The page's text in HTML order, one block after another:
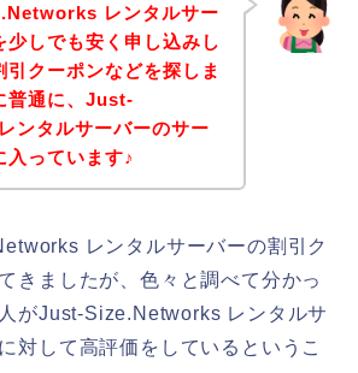
レンタルサー
少しでも安く申し込みし
引クーポンなどを探しま
普通に、Just-
ンタルサーバーのサー
入っています♪
レンタルサーバーの割引ク
きましたが、色々と調べて分かっ
がJust-Size.Networks レンタルサ
対して高評価をしているというこ